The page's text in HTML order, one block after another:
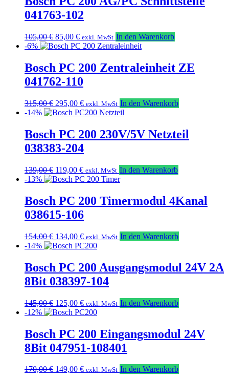
041763-102
105,00€ Ursprünglicher
Preis
105,00 €
85,00 €Aktueller
Preis
85,00 €.
exkl. MwSt In den Warenkorb
-6%
Bosch PC 200 Zentraleinheit ZE
041762-110
315,00€ Ursprünglicher
Preis
315,00 €
295,00 €Aktueller
Preis
295,00 €.
exkl. MwSt In den Warenkorb
-14%
Bosch PC 200 230V/5V Netzteil
038383-204
139,00€ Ursprünglicher
Preis
139,00 €
119,00 €Aktueller
Preis
119,00 €.
exkl. MwSt In den Warenkorb
-13%
Bosch PC 200 Timermodul 4Kanal
038615-106
154,00€ Ursprünglicher
Preis
154,00 €
134,00 €Aktueller
Preis
134,00 €.
exkl. MwSt In den Warenkorb
-14%
Bosch PC 200 Ausgangsmodul 24V 2A
8Bit 038397-104
145,00€ Ursprünglicher
Preis
145,00 €
125,00 €Aktueller
Preis
125,00 €.
exkl. MwSt In den Warenkorb
-12%
Bosch PC 200 Eingangsmodul 24V
8Bit 047951-108401
170,00€ Ursprünglicher
149,00 €Aktueller
exkl. MwSt In den Warenkorb